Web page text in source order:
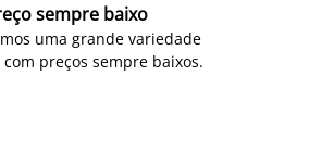
sempre baixo
uma grande variedade
preços sempre baixos.